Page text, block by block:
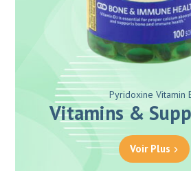
Pyridoxine Vitamin
Vitamins &
Voir Plus